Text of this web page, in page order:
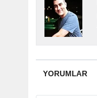
YORUMLAR